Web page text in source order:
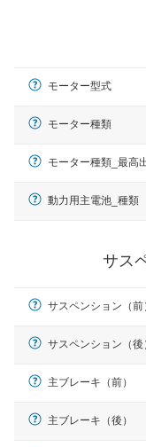
モーター型式
モーター種類
モーター種類_最高
動力用主電池_種類
サス
サスペンション（前
サスペンション（後
主ブレーキ（前）
主ブレーキ（後）